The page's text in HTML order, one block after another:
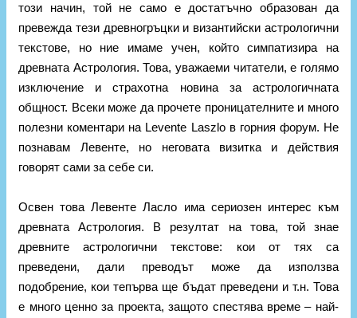
този начин, той не само е достатъчно образован да
превежда тези древногръцки и византийски астрологични
текстове, но ние имаме учен, който симпатизира на
древната Астрология. Това, уважаеми читатели, е голямо
изключение и страхотна новина за астрологичната
общност. Всеки може да прочете проницателните и много
полезни коментари на Levente Laszlo в горния форум. Не
познавам Левенте, но неговата визитка и действия
говорят сами за себе си.
Освен това Левенте Ласло има сериозен интерес към
древната Aстрология. В резултат на това, той знае
древните астрологични текстове: кои от тях са
преведени, дали преводът може да използва
подобрение, кои тепърва ще бъдат преведени и т.н. Това
е много ценно за проекта, защото спестява време – най-